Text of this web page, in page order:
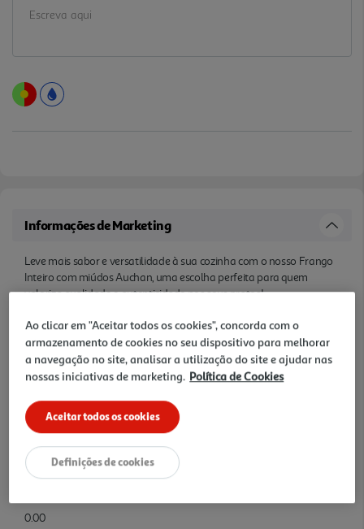
Informações de Marketing
Leve mais sabor e versatilidade à sua cozinha com o nosso Frango
Inteiro com miúdos Auchan, uma escolha perfeita para quem
valoriza qualidade e autenticidade nos seus pratos!
Características
Ingredientes/Composição
Conservação
CONSERVAR ENTRE 0 E 3ª
0.00
Ao clicar em "Aceitar todos os cookies", concorda com o
armazenamento de cookies no seu dispositivo para melhorar
a navegação no site, analisar a utilização do site e ajudar nas
nossas iniciativas de marketing. Política de Cookies
Aceitar todos os cookies
Definições de cookies